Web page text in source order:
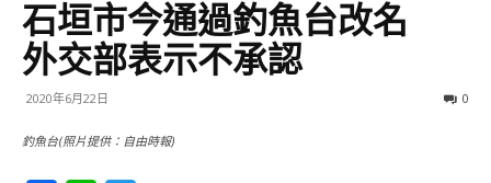
石垣市今通過釣魚台改名
外交部表示不承認
2020年6月22日 0
釣魚台(照片提供：自由時報)